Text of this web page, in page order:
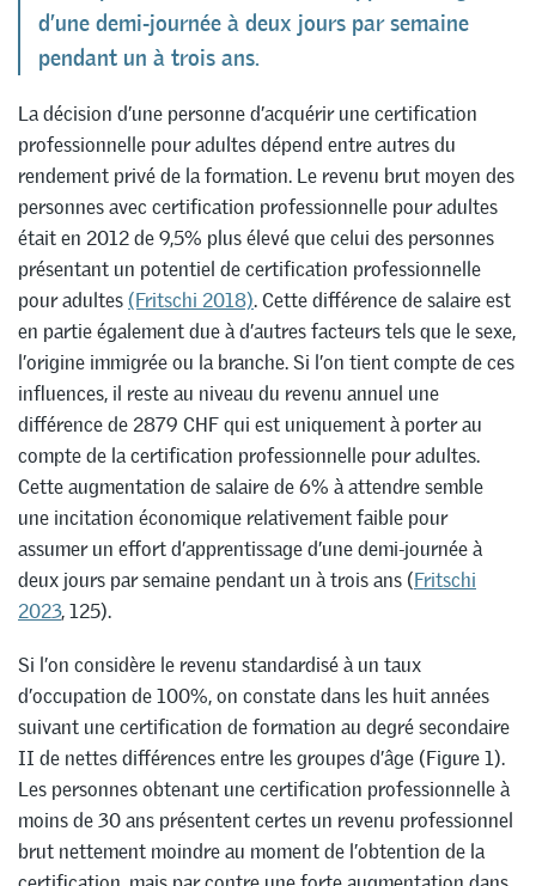
d’une demi-journée à deux jours par semaine
pendant un à trois ans.
La décision d’une personne d’acquérir une certification
professionnelle pour adultes dépend entre autres du
rendement privé de la formation. Le revenu brut moyen des
personnes avec certification professionnelle pour adultes
était en 2012 de 9,5% plus élevé que celui des personnes
présentant un potentiel de certification professionnelle
pour adultes (Fritschi 2018). Cette différence de salaire est
en partie également due à d’autres facteurs tels que le sexe,
l’origine immigrée ou la branche. Si l’on tient compte de ces
influences, il reste au niveau du revenu annuel une
différence de 2879 CHF qui est uniquement à porter au
compte de la certification professionnelle pour adultes.
Cette augmentation de salaire de 6% à attendre semble
une incitation économique relativement faible pour
assumer un effort d’apprentissage d’une demi-journée à
deux jours par semaine pendant un à trois ans (Fritschi
2023, 125).
Si l’on considère le revenu standardisé à un taux
d’occupation de 100%, on constate dans les huit années
suivant une certification de formation au degré secondaire
II de nettes différences entre les groupes d’âge (Figure 1).
Les personnes obtenant une certification professionnelle à
moins de 30 ans présentent certes un revenu professionnel
brut nettement moindre au moment de l’obtention de la